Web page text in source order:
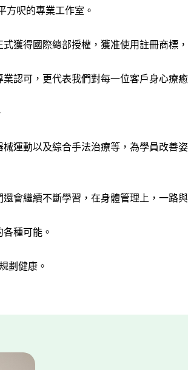
呎的專業工作室。
式獲得國際總部授權，獲准使用註冊商
可，更代表我們對每一位客戶身心療癒
運動以及綜合手法治療等，為學員改善
會繼續不斷學習，在身體管理上，一路與
種可能。
劃健康。